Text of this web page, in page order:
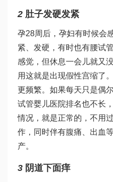
2 肚子发硬发紧
孕28周后，孕妇有时候会
紧、发硬，有时也有腰试
感觉，但休息一会儿就又
用这就是出现假性宫缩了
更频繁。如果每天只是偶
试管婴儿医院排名也不长
情况，就是正常的，不用
作，同时伴有腹痛、出血
产。
3 阴道下面痒